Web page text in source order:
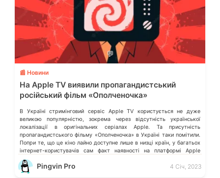
💬
📰 Новини
На Apple TV виявили пропагандистський
російський фільм «Ополченочка»
В Україні стримінговий сервіс Apple TV користується не дуже
великою популярністю, зокрема через відсутність української
локалізації в оригінальних серіалах Apple. Та присутність
пропагандистського фільму «Ополченочка» в Україні таки помітили.
Попри те, що це кіно лайно доступне лише в низці країн, у багатьох
інтернет-користувачів сам факт наявності на платформі Apple
подібного контенту викликає обурення. Деталі розказало видання […]
Pingvin Pro 4 Січ, 2023